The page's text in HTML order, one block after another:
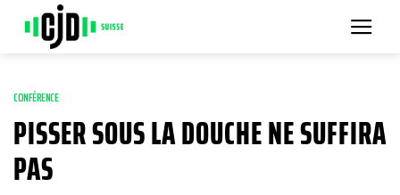
contenu
CONFÉRENCE
PISSER SOUS LA DOUCHE NE SUFFIRA
PAS